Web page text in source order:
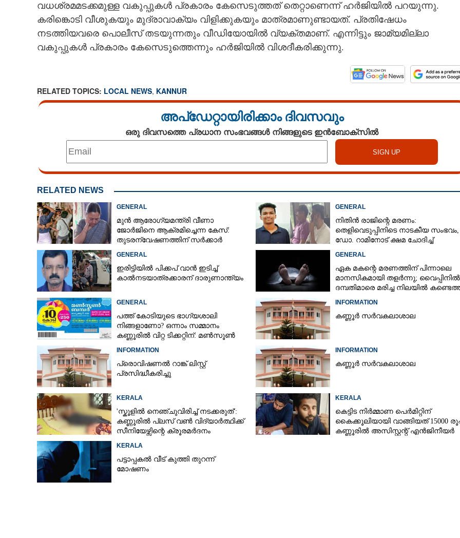
CONTACT USവധശ്രമമടക്കമുള്ള വകുപ്പുകൾ പ്രകാരം കേസെടുത്തത് തെറ്റാണെന്ന് ഹർജിയിൽ പറയുന്നു.
കരിങ്കൊടി വീശുകയും മുദ്രാവാക്യം വിളിക്കുകയും മാത്രമാണുണ്ടായത്. പ്രതിഷേധം
നടത്തിയവരെ പൊലീസ് തടയുന്നതും വീഡിയോയിൽ വ്യക്തമാണ്. എന്നിട്ടും ജാമ്യമില്ലാ
വകുപ്പുകൾ പ്രകാരം കേസെടുത്തെന്നും ഹർജിയിൽ വിശദീകരിക്കുന്നു.
RELATED TOPICS: LOCAL NEWS, KANNUR
അപ്ഡേറ്റായിരിക്കാം ദിവസവും
ഒരു ദിവസത്തെ പ്രധാന സംഭവങ്ങൾ നിങ്ങളുടെ ഇൻബോക്സിൽ
RELATED NEWS
GENERAL
മുൻ ആരോഗ്യമന്ത്രി വീണാ
ജോർജിനെ ആക്രമിച്ചെന്ന കേസ്:
തുടരന്വേഷണത്തിന് സർക്കാർ
GENERAL
നിതിൻ രാജിന്റെ മരണം:
തെളിവെടുപ്പിനിടെ നാടകീയ സംഭവം,
ഡോ. റാമിനോട് ക്ഷമ ചോദിച്ച്
GENERAL
ഇരിട്ടിയിൽ പിക്കപ് വാൻ ഇടിച്ച്
കാൽനടയാത്രക്കാരന് ദാരുണാന്ത്യം
GENERAL
ഏക മകന്റെ മരണത്തിന് പിന്നാലെ
മാനസികമായി തളർന്നു; വൈപ്പിനിൽ
ദമ്പതിമാരെ മരിച്ച നിലയിൽ
GENERAL
പത്ത് കോടിയുടെ ഭാഗ്യശാലി
നിങ്ങളാണോ? ഒന്നാം സമ്മാനം
കണ്ണൂരിൽ വിറ്റ ടിക്കറ്റിന്: മൺസൂൺ
INFORMATION
കണ്ണൂർ സർവകലാശാല
INFORMATION
പ്രൊവിഷണൽ റാങ്ക് ലിസ്റ്റ്
പ്രസിദ്ധീകരിച്ചു
INFORMATION
കണ്ണൂർ സർവകലാശാല
KERALA
'സ്കൂളിൽ നെഞ്ചുവിരിച്ച് നടക്കരുത്':
കണ്ണൂരിൽ പ്ലസ് വൺ വിദ്യാർത്ഥിക്ക്
സീനിയേഴ്സിന്റെ ക്രൂരമർദനം
KERALA
കെട്ടിട നിർമ്മാണ പെർമിറ്റിന്
കൈക്കൂലിയായി വാങ്ങിയത് 15000
കണ്ണൂരിൽ അസിസ്റ്റന്റ് എൻജിനീയർ
KERALA
പട്ടാപ്പകൽ വീട് കുത്തി തുറന്ന്
മോഷണം